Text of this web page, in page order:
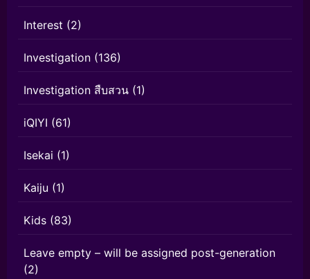
Interest (2)
Investigation (136)
Investigation สืบสวน (1)
iQIYI (61)
Isekai (1)
Kaiju (1)
Kids (83)
Leave empty – will be assigned post-generation
(2)